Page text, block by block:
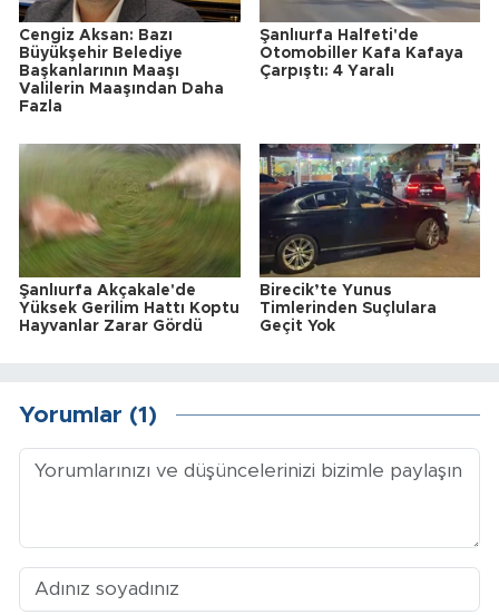
Cengiz Aksan: Bazı
Büyükşehir Belediye
Başkanlarının Maaşı
Valilerin Maaşından Daha
Fazla
Şanlıurfa Halfeti'de
Otomobiller Kafa Kafaya
Çarpıştı: 4 Yaralı
Şanlıurfa Akçakale'de
Yüksek Gerilim Hattı Koptu
Hayvanlar Zarar Gördü
Birecik’te Yunus
Timlerinden Suçlulara
Geçit Yok
Yorumlar (1)